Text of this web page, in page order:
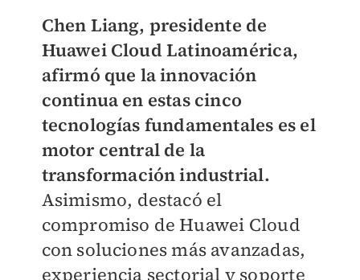
Chen Liang, presidente de
Huawei Cloud Latinoamérica,
afirmó que la innovación
continua en estas cinco
tecnologías fundamentales es el
motor central de la
transformación industrial.
Asimismo, destacó el
compromiso de Huawei Cloud
con soluciones más avanzadas,
experiencia sectorial y soporte